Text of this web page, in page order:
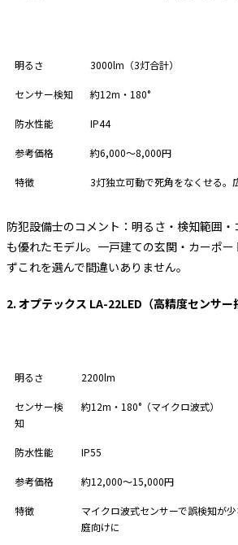
明るさ 3000lm（3灯合計）
センサー検知 約12m・180°
防水性能 IP44
参考価格 約6,000〜8,000円
特徴 3灯独立可動で死角をなくせる。
防犯設備士のコメント：明るさ・検知範囲
も優れたモデル。一戸建ての玄関・カーポ
ずこれを選んで間違いありません。
2. オプテックス LA-22LED（高精度センサー
明るさ 2200lm
センサー検
知
約12m・180°（マイクロ波式）
防水性能 IP55
参考価格 約12,000〜15,000円
特徴
マイクロ波式センサーで誤検知が
庭向けに